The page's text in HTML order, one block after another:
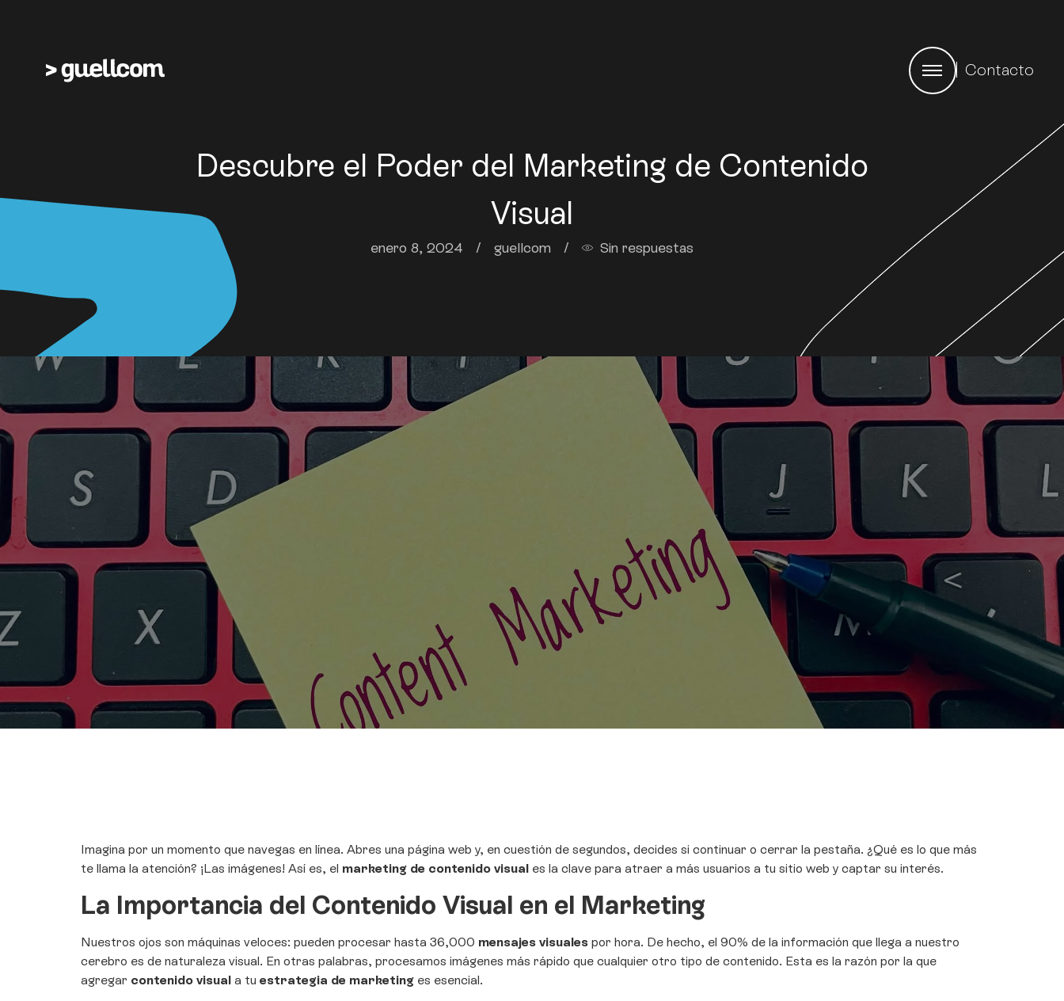
Contacto
Descubre el Poder del Marketing de Contenido
Visual
enero 8, 2024 / guellcom / Sin respuestas
Imagina por un momento que navegas en línea. Abres una página web y, en cuestión de segundos, decides si continuar o cerrar la pestaña. ¿Qué es lo que más
te llama la atención? ¡Las imágenes! Así es, el marketing de contenido visual es la clave para atraer a más usuarios a tu sitio web y captar su interés.
La Importancia del Contenido Visual en el Marketing
Nuestros ojos son máquinas veloces: pueden procesar hasta 36,000 mensajes visuales por hora. De hecho, el 90% de la información que llega a nuestro
cerebro es de naturaleza visual. En otras palabras, procesamos imágenes más rápido que cualquier otro tipo de contenido. Esta es la razón por la que
agregar contenido visual a tu estrategia de marketing es esencial.